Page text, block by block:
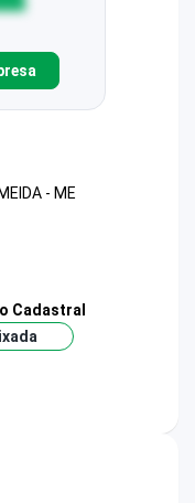
- ME
Cadastral